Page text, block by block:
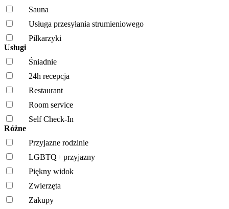
Sauna
Usługa przesyłania strumieniowego
Piłkarzyki
Usługi
Śniadnie
24h recepcja
Restaurant
Room service
Self Check-In
Różne
Przyjazne rodzinie
LGBTQ+ przyjazny
Piękny widok
Zwierzęta
Zakupy